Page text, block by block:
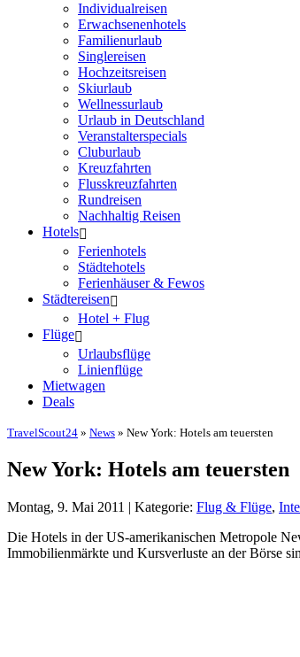
Individualreisen
Erwachsenenhotels
Familienurlaub
Singlereisen
Hochzeitsreisen
Skiurlaub
Wellnessurlaub
Urlaub in Deutschland
Veranstalterspecials
Cluburlaub
Kreuzfahrten
Flusskreuzfahrten
Rundreisen
Nachhaltig Reisen
Hotels
Ferienhotels
Städtehotels
Ferienhäuser & Fewos
Städtereisen
Hotel + Flug
Flüge
Urlaubsflüge
Linienflüge
Mietwagen
Deals
TravelScout24 » News » New York: Hotels am teuersten
New York: Hotels am teuersten
Montag, 9. Mai 2011 | Kategorie: Flug & Flüge,
Die Hotels in der US-amerikanischen Metropole
Immobilienmärkte und Kursverluste an der Börse